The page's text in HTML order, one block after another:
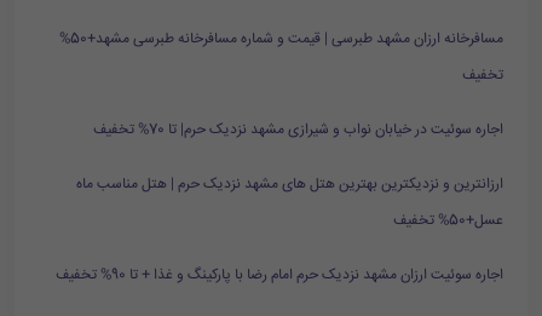
مسافرخانه ارزان مشهد طبرسی | قیمت و شماره مسافرخانه طبرسی مشهد+50%
تخفیف
اجاره سوئیت در خیابان نواب و شیرازی مشهد نزدیک حرم| تا 70% تخفیف
ارزانترین و نزدیکترین بهترین هتل های مشهد نزدیک حرم | هتل مناسب ماه
عسل+50% تخفیف
اجاره سوئیت ارزان مشهد نزدیک حرم امام رضا با پارکینگ و غذا + تا 90% تخفیف